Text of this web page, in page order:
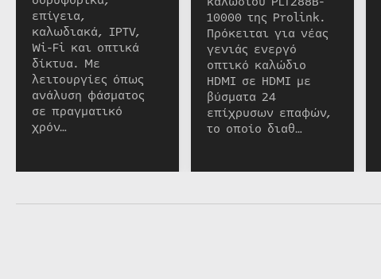
επίγεια,
καλωδιακά, IPTV,
Wi-Fi και οπτικά
δίκτυα. Με
λειτουργίες όπως
ανάλυση φάσματος
σε πραγματικό
χρόν…
10000 της Prolink.
Πρόκειται για νέας
γενιάς ενεργό
οπτικό καλώδιο
HDMI σε HDMI με
βύσματα 24
επίχρυσων επαφών,
το οποίο διαθ…